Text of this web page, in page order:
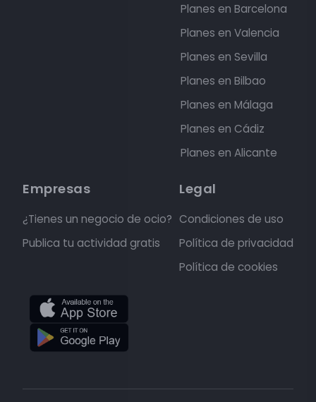
Planes en Barcelona
Planes en Valencia
Planes en Sevilla
Planes en Bilbao
Planes en Málaga
Planes en Cádiz
Planes en Alicante
Empresas
¿Tienes un negocio de ocio?
Publica tu actividad gratis
Legal
Condiciones de uso
Política de privacidad
Política de cookies